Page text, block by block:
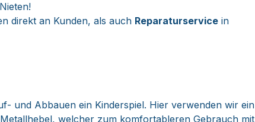
direkt an Kunden, als auch Reparaturservice in
und Abbauen ein Kinderspiel. Hier verwenden wir ein
welcher zum komfortableren Gebrauch mit